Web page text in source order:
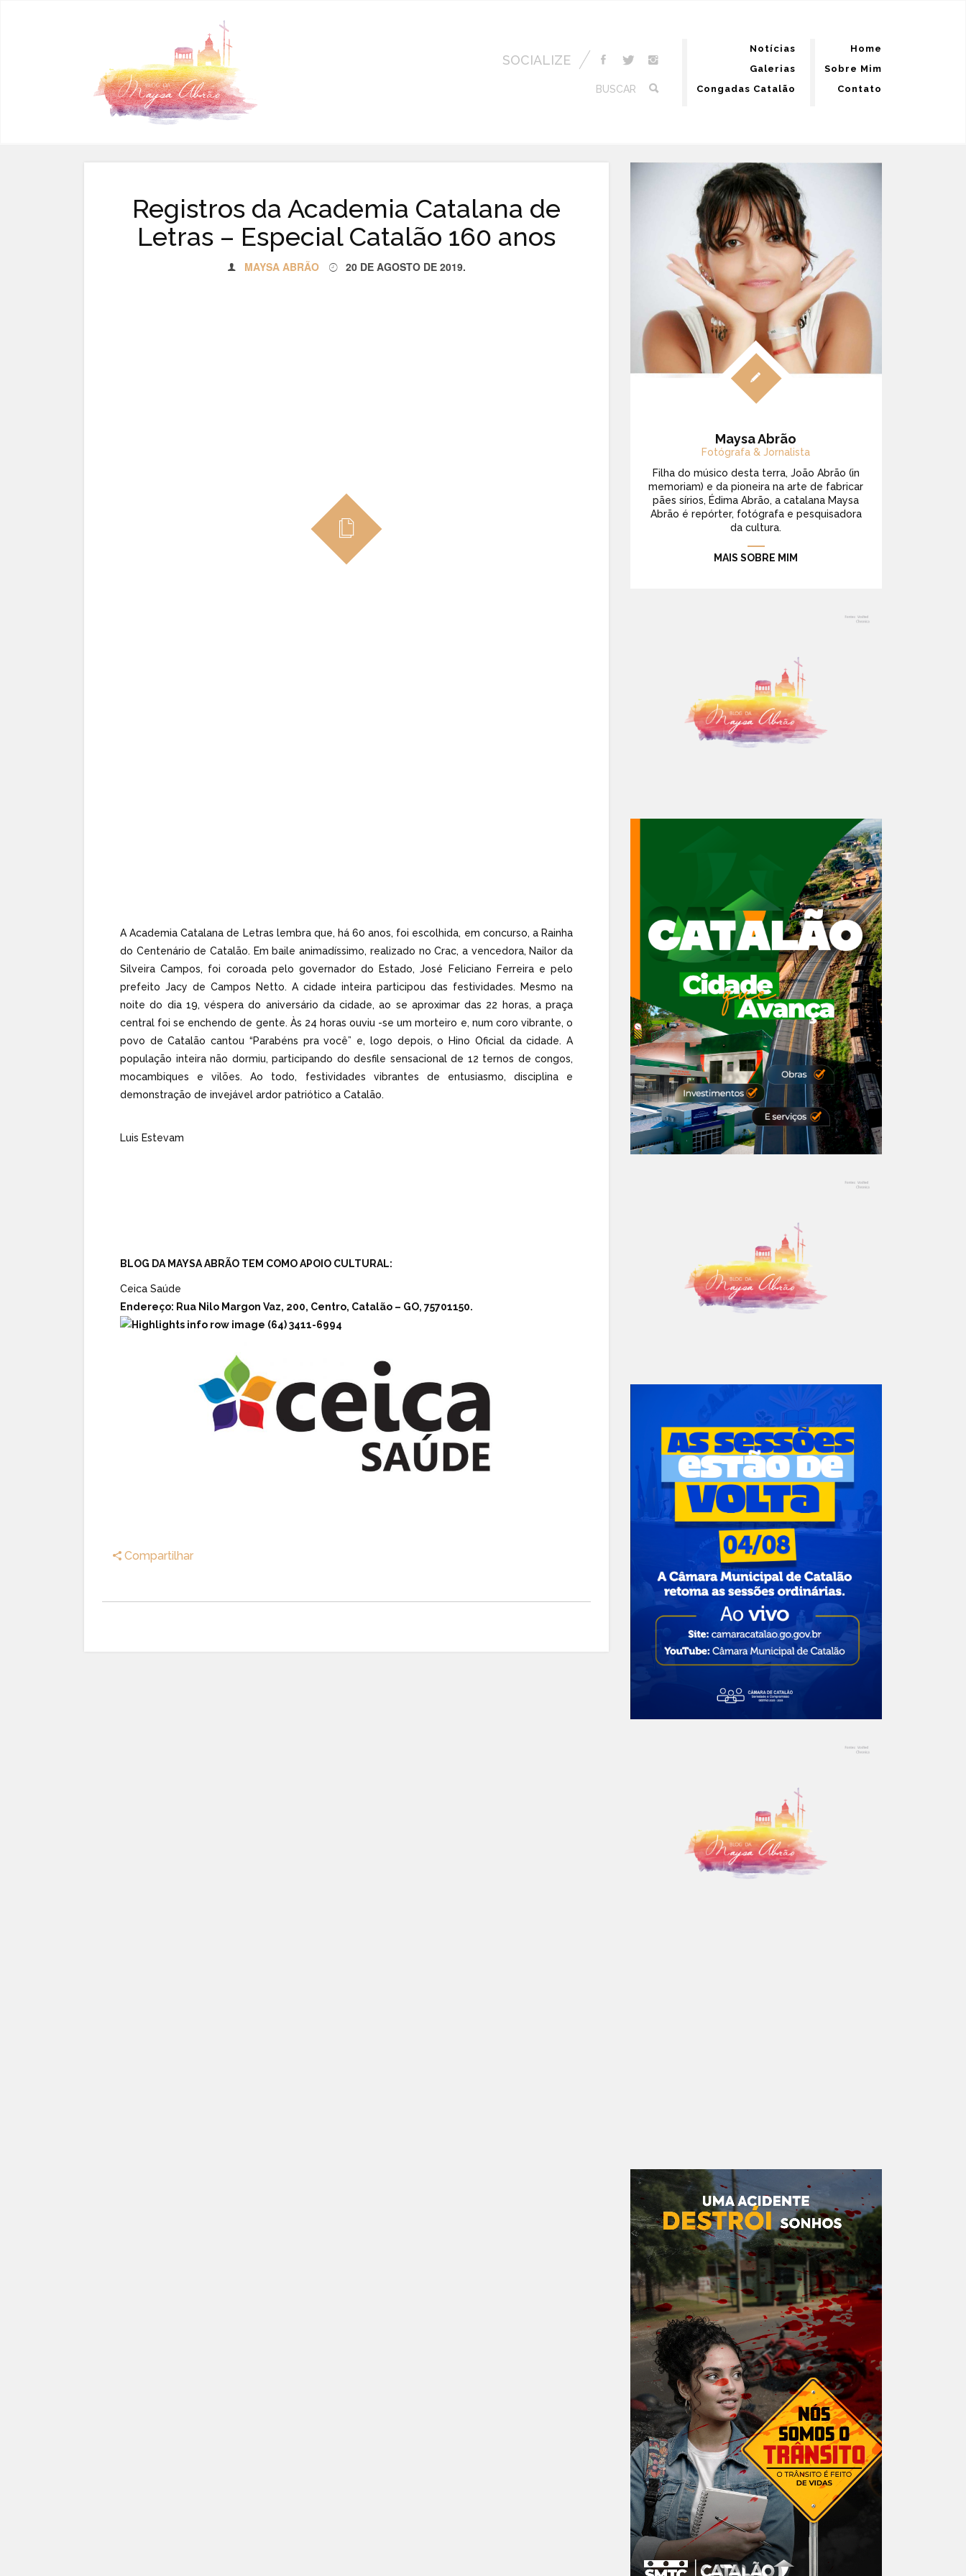
SOCIALIZE
BUSCAR
Notícias
Galerias
Congadas Catalão
Home
Sobre Mim
Contato
Registros da Academia Catalana de
Letras – Especial Catalão 160 anos
MAYSA ABRÃO 20 DE AGOSTO DE 2019.
A Academia Catalana de Letras lembra que, há 60 anos, foi escolhida, em concurso, a Rainha
do Centenário de Catalão. Em baile animadíssimo, realizado no Crac, a vencedora, Nailor da
Silveira Campos, foi coroada pelo governador do Estado, José Feliciano Ferreira e pelo
prefeito Jacy de Campos Netto. A cidade inteira participou das festividades. Mesmo na
noite do dia 19, véspera do aniversário da cidade, ao se aproximar das 22 horas, a praça
central foi se enchendo de gente. Às 24 horas ouviu -se um morteiro e, num coro vibrante, o
povo de Catalão cantou “Parabéns pra você” e, logo depois, o Hino Oficial da cidade. A
população inteira não dormiu, participando do desfile sensacional de 12 ternos de congos,
mocambiques e vilões. Ao todo, festividades vibrantes de entusiasmo, disciplina e
demonstração de invejável ardor patriótico a Catalão.
Luis Estevam
BLOG DA MAYSA ABRÃO TEM COMO APOIO CULTURAL:
Ceica Saúde
Endereço: Rua Nilo Margon Vaz, 200, Centro, Catalão – GO, 75701150.
(64) 3411-6994
Compartilhar
Maysa Abrão
Fotógrafa & Jornalista
Filha do músico desta terra, João Abrão (in
memoriam) e da pioneira na arte de fabricar
pães sírios, Édima Abrão, a catalana Maysa
Abrão é repórter, fotógrafa e pesquisadora
da cultura.
MAIS SOBRE MIM